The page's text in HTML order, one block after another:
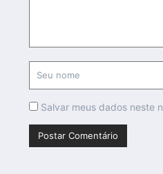
Salvar meus dados neste